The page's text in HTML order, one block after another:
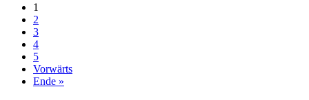
1
2
3
4
5
Vorwärts
Ende »